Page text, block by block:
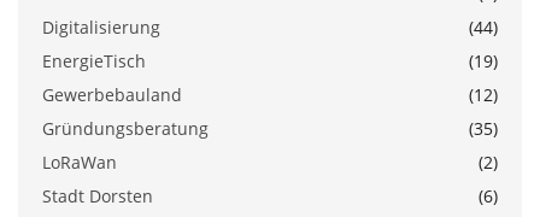
Digitalisierung
(44)
EnergieTisch
(19)
Gewerbebauland
(12)
Gründungsberatung
(35)
LoRaWan
(2)
Stadt Dorsten
(6)